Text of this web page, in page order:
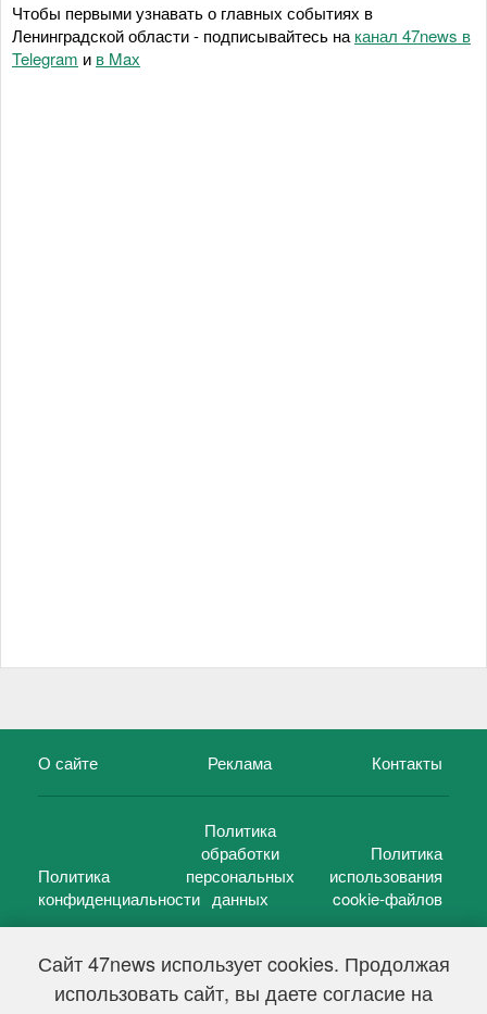
Сайт 47news использует cookies. Продолжая
использовать сайт, вы даете согласие на
Чтобы первыми узнавать о главных событиях в
Ленинградской области - подписывайтесь на канал 47news в
Telegram и в Maх
О сайте Реклама Контакты
Политика
конфиденциальности
Политика
обработки
персональных
данных
Политика
использования
cookie-файлов
47 новостей (47 news)2005 — 2026 г.